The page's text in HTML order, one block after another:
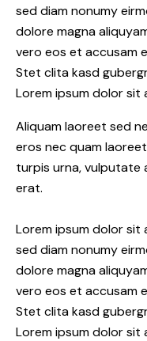
sed diam nonumy
dolore magna
vero eos et accusam
Stet clita kasd
Lorem ipsum dolor sit
Aliquam laoreet sed
eros nec quam
turpis urna, vulputate
erat.
Lorem ipsum dolor
sed diam nonumy
dolore magna
vero eos et accusam
Stet clita kasd
Lorem ipsum dolor sit